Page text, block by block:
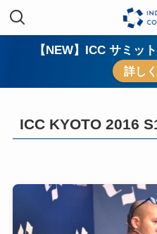
【NEW】ICC サミッ
詳し
ICC KYOTO 2016